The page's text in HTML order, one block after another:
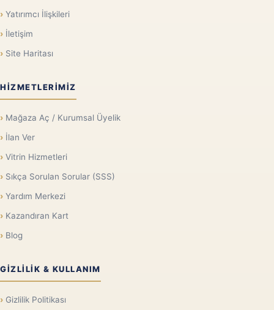
Yatırımcı İlişkileri
İletişim
Site Haritası
HIZMETLERIMIZ
Mağaza Aç / Kurumsal Üyelik
İlan Ver
Vitrin Hizmetleri
Sıkça Sorulan Sorular (SSS)
Yardım Merkezi
Kazandıran Kart
Blog
GIZLILIK & KULLANIM
Gizlilik Politikası